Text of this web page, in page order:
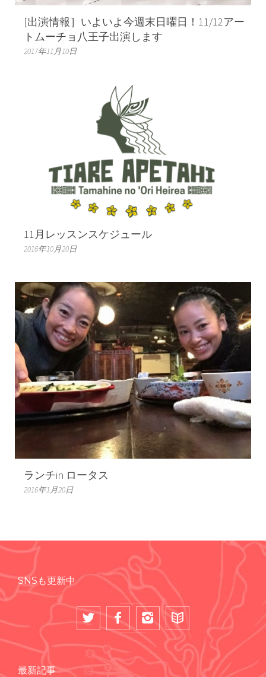
[出演情報］いよいよ今週末日曜日！11/12アー
トムーチョ八王子出演します
2017年11月10日
11月レッスンスケジュール
2016年10月20日
ランチin ロータス
2016年1月20日
SNSも更新中
最新記事